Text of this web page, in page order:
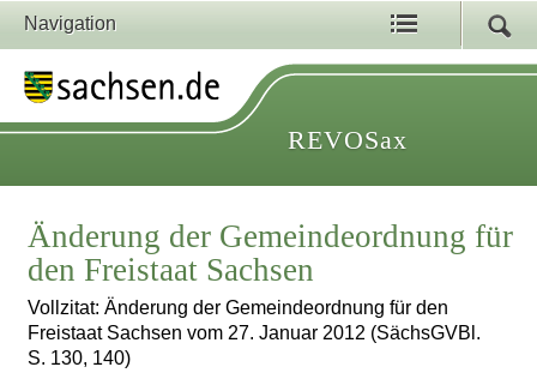
Navigation
REVOSax
Änderung der Gemeindeordnung für
den Freistaat Sachsen
Vollzitat: Änderung der Gemeindeordnung für den
Freistaat Sachsen vom 27. Januar 2012 (SächsGVBl.
S. 130, 140)